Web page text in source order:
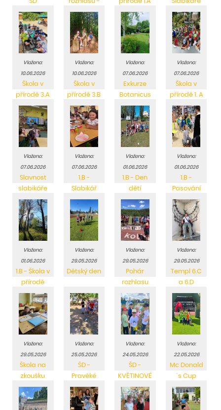
republikové
finále
1.A
Vloženo:
10.06.2026
Škola v
přírodě 3.A
Vloženo:
10.06.2026
Škola v
přírodě 3.B
Vloženo:
07.06.2026
Exkurze
Botanicus
2. A
Vloženo:
07.06.2026
Škola v
přírodě 1. A
a 1. C
Vloženo:
07.06.2026
Slavnost
slabikáře
1.C
Vloženo:
07.06.2026
1.B -
Slabikář
Vloženo:
01.06.2026
1.B - Den
dětí
Vloženo:
01.06.2026
1.B -
Pasování
na čtenáře
Vloženo:
01.06.2026
1.B - Škola v
přírodě
Vloženo:
29.05.2026
Dětský den
Vloženo:
29.05.2026
Pohár
rozhlasu
krajské kolo
Vloženo:
29.05.2026
Templ 6.C
a 6.D
Vloženo:
29.05.2026
Škola na
zkoušku
Vloženo:
25.05.2026
ŠD -
Pravěké
dovádění
Vloženo:
24.05.2026
ŠD -
KVĚTINOVÉ
ODPOLEDNE
Vloženo:
22.05.2026
Mc Donald
´s Cup
Krajské
kolo